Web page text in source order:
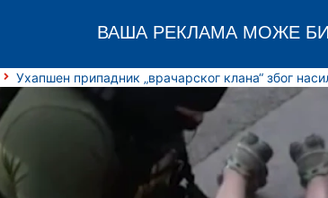
ВАША РЕКЛАМА МОЖЕ
Ухапшен припадник „врачарског клана“ због